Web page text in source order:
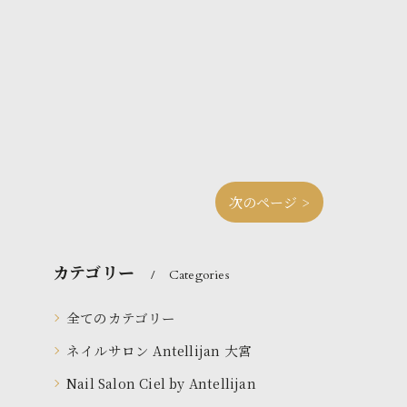
次のページ >
カテゴリー Categories
全てのカテゴリー
ネイルサロン Antellijan 大宮
Nail Salon Ciel by Antellijan